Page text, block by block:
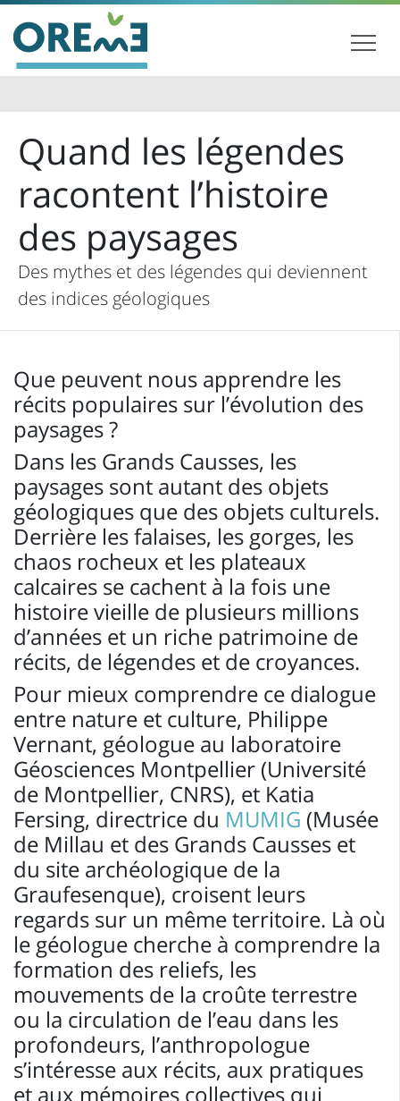
Quand les légendes
racontent l’histoire
des paysages
Des mythes et des légendes qui deviennent
des indices géologiques
Que peuvent nous apprendre les
récits populaires sur l’évolution des
paysages ?
Dans les Grands Causses, les
paysages sont autant des objets
géologiques que des objets culturels.
Derrière les falaises, les gorges, les
chaos rocheux et les plateaux
calcaires se cachent à la fois une
histoire vieille de plusieurs millions
d’années et un riche patrimoine de
récits, de légendes et de croyances.
Pour mieux comprendre ce dialogue
entre nature et culture, Philippe
Vernant, géologue au laboratoire
Géosciences Montpellier (Université
de Montpellier, CNRS), et Katia
Fersing, directrice du MUMIG (Musée
de Millau et des Grands Causses et
du site archéologique de la
Graufesenque), croisent leurs
regards sur un même territoire. Là où
le géologue cherche à comprendre la
formation des reliefs, les
mouvements de la croûte terrestre
ou la circulation de l’eau dans les
profondeurs, l’anthropologue
s’intéresse aux récits, aux pratiques
et aux mémoires collectives qui